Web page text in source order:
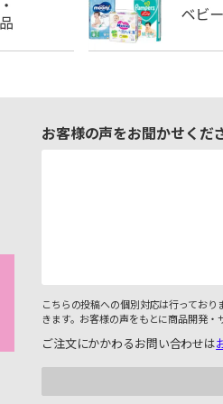
お客様の声をお聞かせくだ
こちらの投稿への個別対応は行ってお
きます。お客様の声をもとに商品開発・
ご注文にかかわるお問い合わせは